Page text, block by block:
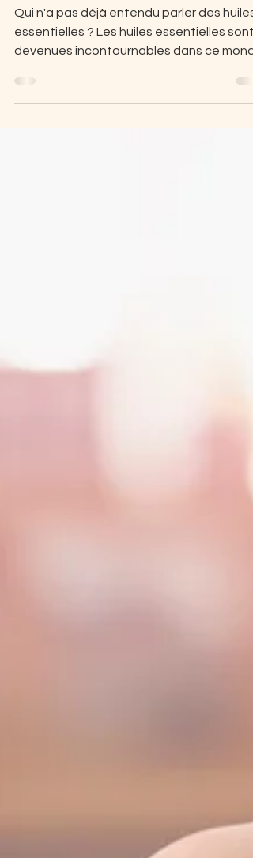
Ma trousse d'huiles essentielles
Qui n'a pas déjà entendu parler des huiles
devenues incontournables dans ce
évolutif....